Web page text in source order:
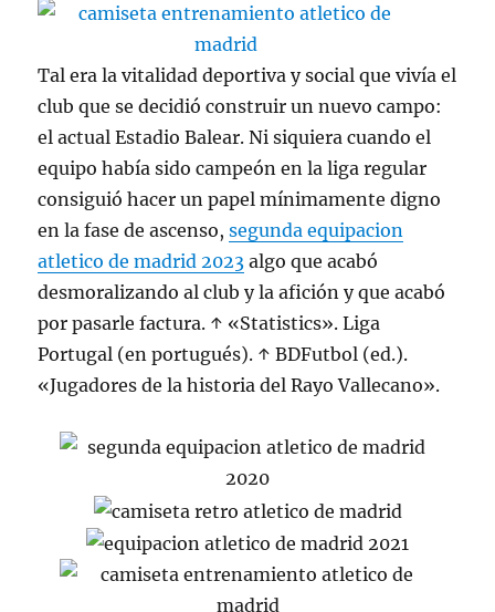
Tal era la vitalidad deportiva y social que vivía el
club que se decidió construir un nuevo campo:
el actual Estadio Balear. Ni siquiera cuando el
equipo había sido campeón en la liga regular
consiguió hacer un papel mínimamente digno
en la fase de ascenso,segunda equipacion
atletico de madrid 2023 algo que acabó
desmoralizando al club y la afición y que acabó
por pasarle factura. ↑ «Statistics». Liga
Portugal (en portugués). ↑ BDFutbol (ed.).
«Jugadores de la historia del Rayo Vallecano».